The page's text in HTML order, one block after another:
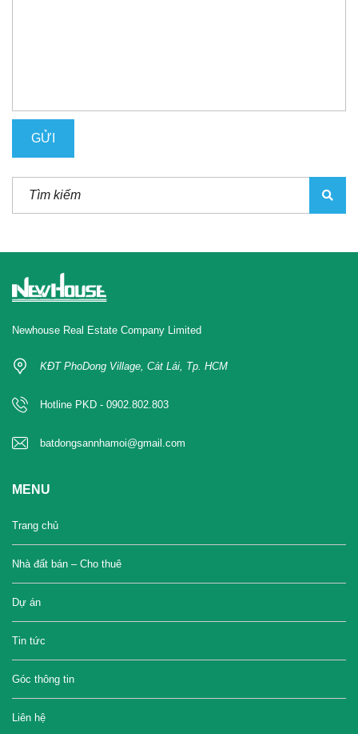
Newhouse Real Estate Company Limited
KĐT PhoDong Village, Cát Lái, Tp. HCM
Hotline PKD - 0902.802.803
batdongsannhamoi@gmail.com
MENU
Trang chủ
Nhà đất bán – Cho thuê
Dự án
Tin tức
Góc thông tin
Liên hệ